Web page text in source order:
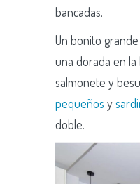
bancadas.
Un bonito
una dorada en
salmonete y
pequeños y
doble.